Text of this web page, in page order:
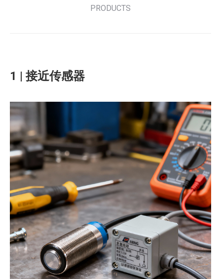
PRODUCTS
1 | 接近传感器